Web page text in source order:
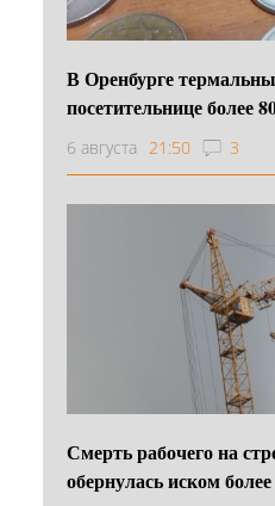
В Оренбурге
посетительнице более
6 августа 21:50 3
Смерть рабочего на
обернулась иском